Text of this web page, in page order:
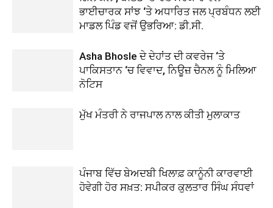
ਭਾਈਚਾਰਕ ਸਾਂਝ ‘ਤੇ ਅਧਾਰਿਤ ਜਲ ਪ੍ਰਬੰਧਨ ਲਈ
ਮਾਡਲ ਪਿੰਡ ਵਜੋਂ ਉਭਰਿਆ: ਡੀ.ਸੀ.
Asha Bhosle ਦੇ ਦੇਹਾਂਤ ਦੀ ਕਵਰੇਜ ‘ਤੇ
ਪਾਕਿਸਤਾਨ ‘ਚ ਵਿਵਾਦ, ਨਿਊਜ਼ ਚੈਨਲ ਨੂੰ ਮਿਲਿਆ
ਨੋਟਿਸ
ਮੁੱਖ ਮੰਤਰੀ ਨੇ ਰਾਜਪਾਲ ਨਾਲ ਕੀਤੀ ਮੁਲਾਕਾਤ
ਪੰਜਾਬ ਵਿੱਚ ਬੇਅਦਬੀ ਖਿਲਾਫ਼ ਕਾਨੂੰਨੀ ਕਾਰਵਾਈ
ਹੋਵੇਗੀ ਹੋਰ ਸਖ਼ਤ: ਸਪੀਕਰ ਕੁਲਤਾਰ ਸਿੰਘ ਸੰਧਵਾਂ